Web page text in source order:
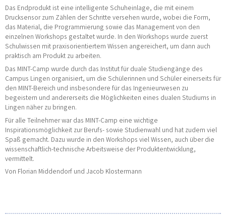
Das Endprodukt ist eine intelligente Schuheinlage, die mit einem
Drucksensor zum Zählen der Schritte versehen wurde, wobei die Form,
das Material, die Programmierung sowie das Management von den
einzelnen Workshops gestaltet wurde. In den Workshops wurde zuerst
Schulwissen mit praxisorientiertem Wissen angereichert, um dann auch
praktisch am Produkt zu arbeiten.
Das MINT-Camp wurde durch das Institut für duale Studiengänge des
Campus Lingen organisiert, um die Schülerinnen und Schülereinerseits für
den MINT-Bereich und insbesondere für das Ingenieurwesen zu
begeistern und andererseits die Möglichkeiten eines dualen Studiums in
Lingen näher zu bringen.
Für alle Teilnehmerwar das MINT-Camp eine wichtige
Inspirationsmöglichkeit zur Berufs- sowie Studienwahl und hat zudem viel
Spaß gemacht. Dazu wurde in den Workshops viel Wissen, auch über die
wissenschaftlich-technische Arbeitsweise der Produktentwicklung,
vermittelt.
Von Florian Middendorf und Jacob Klostermann